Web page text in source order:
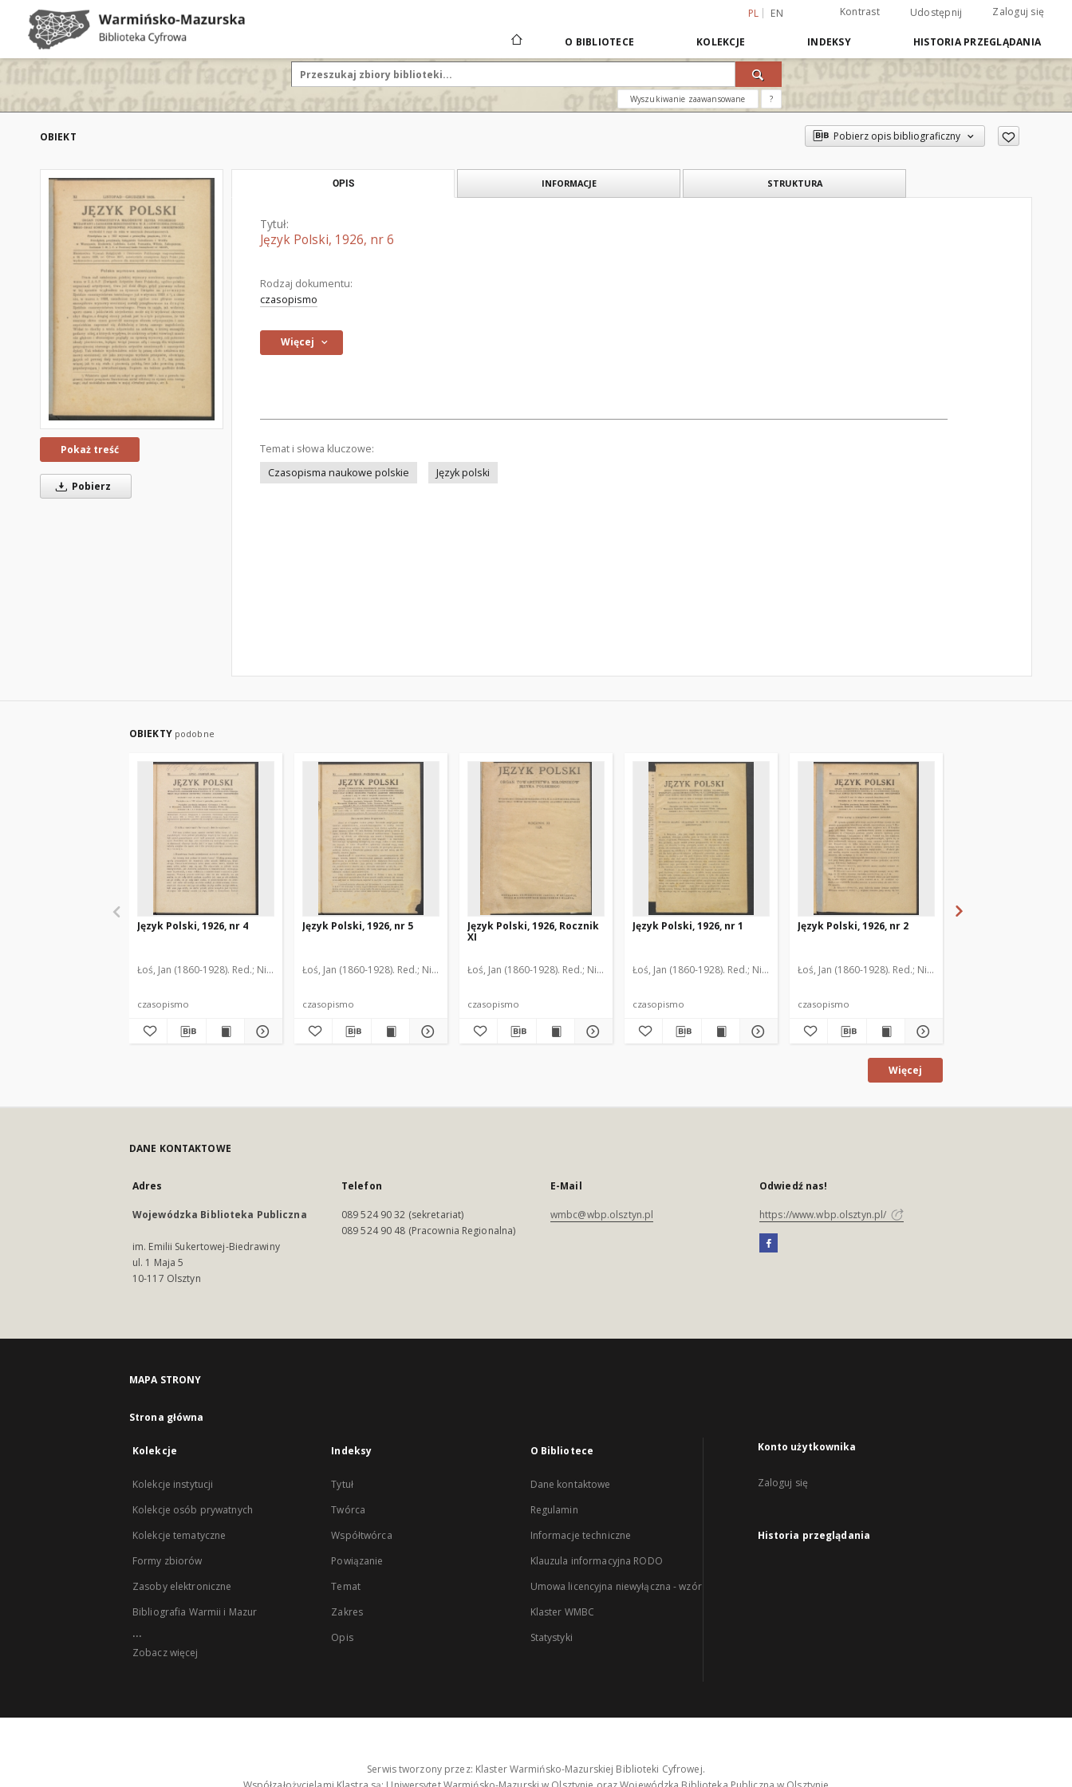
PL EN Kontrast Udostępnij Zaloguj się
O BIBLIOTECE KOLEKCJE INDEKSY HISTORIA PRZEGLĄDANIA
Wyszukiwanie zaawansowane ?
OBIEKT Pobierz opis bibliograficzny
Pokaż treść
Pobierz
OPIS INFORMACJE STRUKTURA
Tytuł:
Język Polski, 1926, nr 6
Rodzaj dokumentu:
czasopismo
Więcej
Temat i słowa kluczowe:
Czasopisma naukowe polskie
Język polski
OBIEKTY podobne
Język Polski, 1926, nr 4
Łoś, Jan (1860-1928). Red. Nitsch, Kazimierz (1874-1958). Red. Rozwadowski, Jan Michał (1867-1935). Red.
czasopismo
Język Polski, 1926, nr 5
Łoś, Jan (1860-1928). Red. Nitsch, Kazimierz (1874-1958). Red. Rozwadowski, Jan Michał (1867-1935). Red.
czasopismo
Język Polski, 1926, Rocznik
XI
Łoś, Jan (1860-1928). Red. Nitsch, Kazimierz (1874-1958). Red. Rozwadowski, Jan Michał (1867-1935). Red.
czasopismo
Język Polski, 1926, nr 1
Łoś, Jan (1860-1928). Red. Nitsch, Kazimierz (1874-1958). Red. Rozwadowski, Jan Michał (1867-
czasopismo
Język Polski, 1926, nr 2
Łoś, Jan (1860-1928). Red. Nitsch, Kazimierz (1874-1958).
czasopismo
Więcej
DANE KONTAKTOWE
Adres
Wojewódzka Biblioteka Publiczna
im. Emilii Sukertowej-Biedrawiny
ul. 1 Maja 5
10-117 Olsztyn
Telefon
089 524 90 32 (sekretariat)
089 524 90 48 (Pracownia Regionalna)
E-Mail
wmbc@wbp.olsztyn.pl
Odwiedź nas!
https://www.wbp.olsztyn.pl/
MAPA STRONY
Strona główna
Kolekcje
Kolekcje instytucji
Kolekcje osób prywatnych
Kolekcje tematyczne
Formy zbiorów
Zasoby elektroniczne
Bibliografia Warmii i Mazur
...
Zobacz więcej
Indeksy
Tytuł
Twórca
Współtwórca
Powiązanie
Temat
Zakres
Opis
O Bibliotece
Dane kontaktowe
Regulamin
Informacje techniczne
Klauzula informacyjna RODO
Umowa licencyjna niewyłączna - wzór
Klaster WMBC
Statystyki
Konto użytkownika
Zaloguj się
Historia przeglądania
Serwis tworzony przez: Klaster Warmińsko-Mazurskiej Biblioteki Cyfrowej.